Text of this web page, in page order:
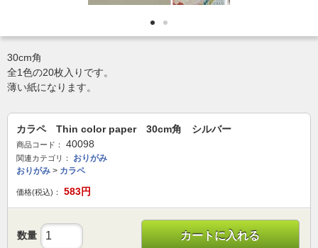
30cm角
全1色の20枚入りです。
薄い紙になります。
カラペ Thin color paper 30cm角 シルバー
商品コード： 40098
関連カテゴリ：
おりがみ
おりがみ > カラペ
価格(税込)： 583円
数量 カートに入れる